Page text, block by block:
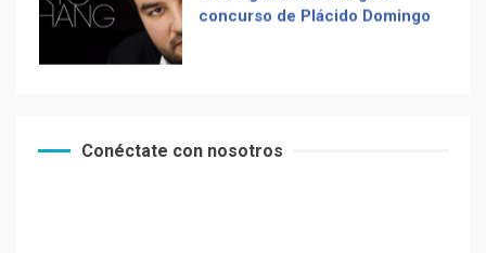
Chapinismos sobre animales
Guatemala
Conéctate con nosotros
Receta De Las Longanizas